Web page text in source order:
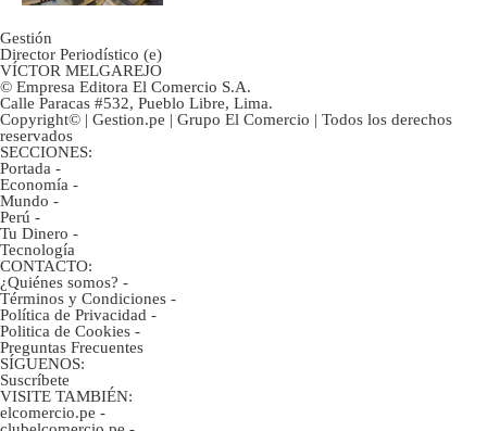
Gestión
Director Periodístico (e)
VÍCTOR MELGAREJO
© Empresa Editora El Comercio S.A.
Calle Paracas #532, Pueblo Libre, Lima.
Copyright© | Gestion.pe | Grupo El Comercio | Todos los derechos
reservados
SECCIONES:
Portada -
Economía -
Mundo -
Perú -
Tu Dinero -
Tecnología
CONTACTO:
¿Quiénes somos? -
Términos y Condiciones -
Política de Privacidad -
Politica de Cookies -
Preguntas Frecuentes
SÍGUENOS:
Suscríbete
VISITE TAMBIÉN:
elcomercio.pe -